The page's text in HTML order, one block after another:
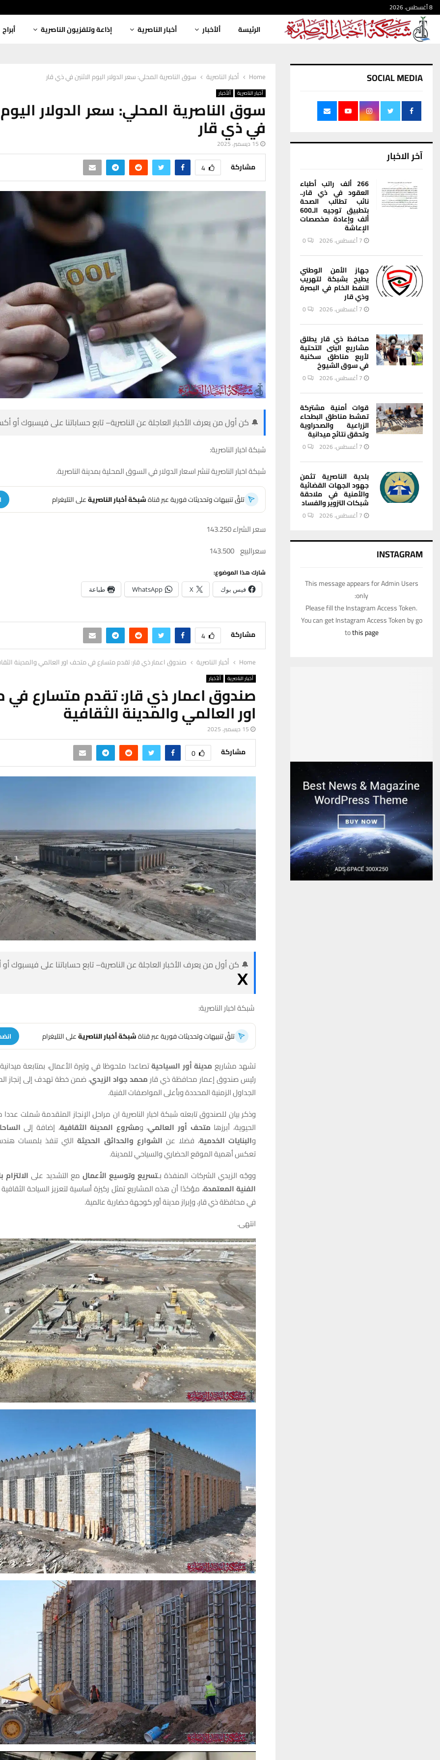
8 أغسطس، 2026
الرئيسة ألأخبار أخبار الناصرية إذاعة وتلفزيون الناصرية أبراج
Home أخبار الناصرية سوق الناصرية المحلي: سعر الدولار اليوم الاثنين في ذي قار
أخبار الناصرية ألأخبار
سوق الناصرية المحلي: سعر الدولار اليوم
في ذي قار
15 ديسمبر، 2025
مشاركة 4
🔔 كن أول من يعرف الأخبار العاجلة عن الناصرية– تابع حساباتنا على فيسبوك أو
شبكة اخبار الناصرية:
شبكة اخبار الناصرية تنشر اسعار الدولار في السوق المحلية بمدينة الناصرية.
تلقَّ تنبيهات وتحديثات فورية عبر قناةشبكة أخبار الناصريةعلى التليغرام
سعر الشراء 143.250
سعرالبيع 143.500
شارك هذا الموضوع:
فيس بوك X
WhatsApp طباعة
مشاركة 4
Home أخبار الناصرية صندوق اعمار ذي قار: تقدم متسارع في متحف اور العالمي والمدينة
أخبار الناصرية ألأخبار
صندوق اعمار ذي قار: تقدم متسارع
اور العالمي والمدينة الثقافية
15 ديسمبر، 2025
مشاركة 0
🔔 كن أول من يعرف الأخبار العاجلة عن الناصرية– تابع حساباتنا على فيسبوك
شبكة اخبار الناصرية:
تلقَّ تنبيهات وتحديثات فورية عبر قناةشبكة أخبار الناصريةعلى التليغرام
تشهد مشاريع مدينة أور السياحيةتصاعدا ملحوظا في وتيرة الأعمال، بمتابعة
رئيس صندوق إعمار محافظة ذي قار محمد جواد الزيدي، ضمن خطة تهدف إلى إنجاز
الجداول الزمنية المحددة وبأعلى المواصفات الفنية.
وذكر بيان للصندوق تابعته شبكة اخبار الناصرية ان مراحل الإنجاز المتقدمة شملت
الحيوية، أبرزها متحف أور العالمي، ومشروع المدينة الثقافية، إضافة إلى
والبنايات الخدمية، فضلا عن الشوارع والحدائق الحديثةالتي تنفذ بلمسات
تعكس أهمية الموقع الحضاري والسياحي للمدينة.
ووجّه الزيدي الشركات المنفذة بـتسريع وتوسيع الأعمال مع التشديد على
الفنية المعتمدة، مؤكدًا أن هذه المشاريع تمثل ركيزة أساسية لتعزيز السياحة
في محافظة ذي قار، وإبراز مدينة أور كوجهة حضارية عالمية.
انتهى.
SOCIAL MEDIA
آخر الاخبار
266 ألف راتب أطباء
العقود في ذي قار..
نائب تطالب الصحة
بتطبيق توجيه الـ600
ألف وإعادة مخصصات
الإعاشة
7 أغسطس، 2026 0
جهاز الأمن الوطني
يطيح بشبكة لتهريب
النفط الخام في البصرة
وذي قار
7 أغسطس، 2026 0
محافظ ذي قار يطلق
مشاريع البنى التحتية
لأربع مناطق سكنية
في سوق الشيوخ
7 أغسطس، 2026 0
قوات أمنية مشتركة
تمشط مناطق البطحاء
الزراعية والصحراوية
وتحقق نتائج ميدانية
7 أغسطس، 2026 0
بلدية الناصرية تثمن
جهود الجهات القضائية
والأمنية في ملاحقة
شبكات التزوير والفساد
7 أغسطس، 2026 0
INSTAGRAM
This message appears for Admin Users
only:
Please fill the Instagram Access Token.
You can get Instagram Access Token by go
tothis page